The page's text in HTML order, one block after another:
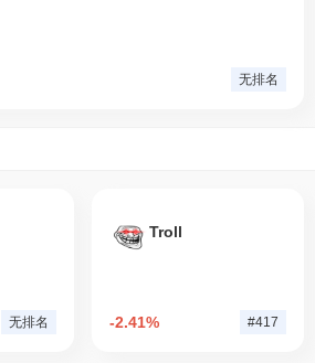
无排名
无排名
Troll
-2.41% #417